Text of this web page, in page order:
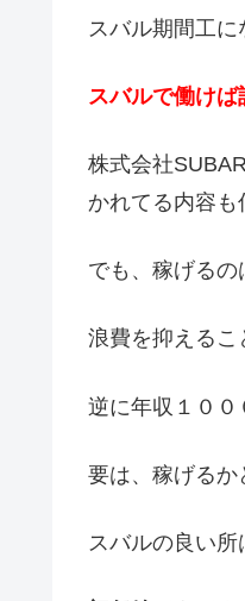
スバル期間工
スバルで働け
株式会社
かれてる内容も
でも、稼げる
浪費を抑えるこ
逆に年収１００
要は、稼げるか
スバルの良い